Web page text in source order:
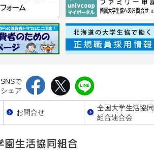
SNSで
シェア
お問合せ
全国大学生活協同
組合連合会